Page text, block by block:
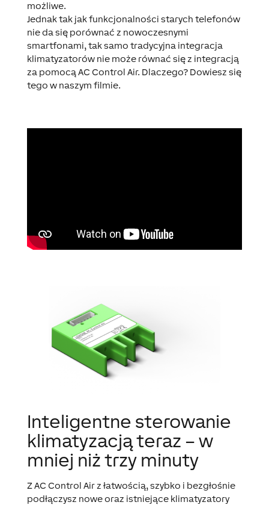
możliwe.
Jednak tak jak funkcjonalności starych telefonów
nie da się porównać z nowoczesnymi
smartfonami, tak samo tradycyjna integracja
klimatyzatorów nie może równać się z integracją
za pomocą AC Control Air. Dlaczego? Dowiesz się
tego w naszym filmie.
Inteligentne sterowanie
klimatyzacją teraz – w
mniej niż trzy minuty
Z AC Control Air z łatwością, szybko i bezgłośnie
podłączysz nowe oraz istniejące klimatyzatory